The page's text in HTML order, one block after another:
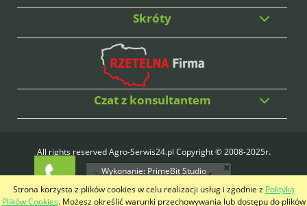
Strona korzysta z plików cookies w celu realizacji usług i zgodnie z Polityką
Plików Cookies. Możesz określić warunki przechowywania lub dostępu do plików
Skróty
Czat z konsultantem
All rights reserved Agro-Serwis24.pl Copyright © 2008-2025r.
Wykonanie: PrimeBit Studio
Zamów darmowe połączenie!
pokaż pełną wersję strony